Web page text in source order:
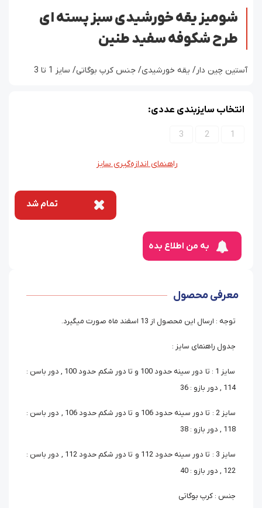
شومیز یقه خورشیدی سبز پسته ای
طرح شکوفه سفید طنین
آستین چین دار/ یقه خورشیدی/ جنس کرپ بوگاتی/ سایز 1 تا 3
انتخاب سایزبندی عددی:
1
2
3
راهنمای اندازه‌گیری سایز
تمام شد
به من اطلاع بده
معرفی محصول
توجه : ارسال این محصول از 13 اسفند ماه صورت میگیرد.
جدول راهنمای سایز :
سایز 1 : تا دور سینه حدود 100 و تا دور شکم حدود 100 , دور باسن :
114 , دور بازو : 36
سایز 2 : تا دور سینه حدود 106 و تا دور شکم حدود 106 , دور باسن :
118 , دور بازو : 38
سایز 3 : تا دور سینه حدود 112 و تا دور شکم حدود 112 , دور باسن :
122 , دور بازو : 40
جنس : کرپ بوگاتی